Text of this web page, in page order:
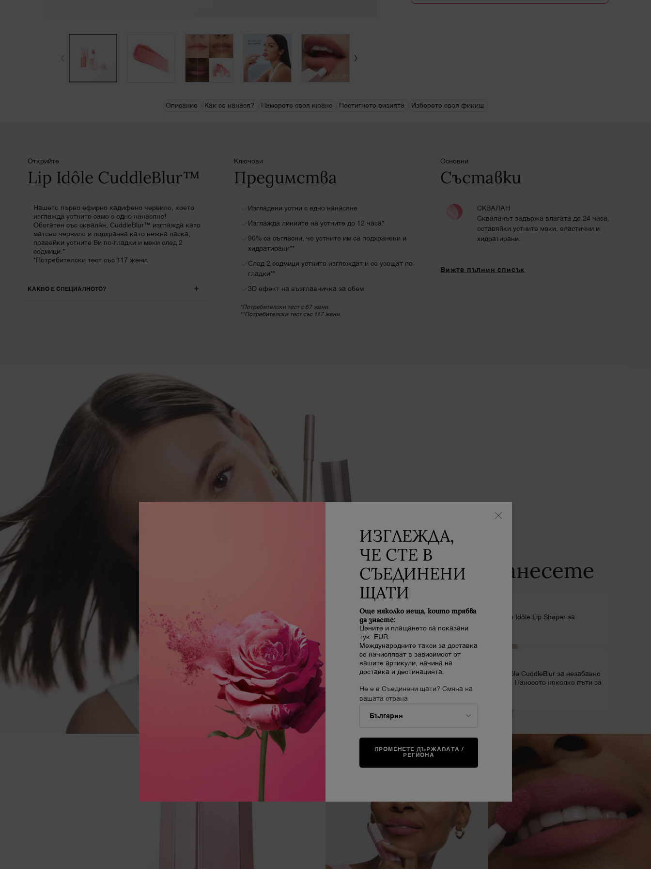
Описание Как се нанася? Намерете своя нюанс Постигнете визията Изберете своя финиш
Открийте
Lip Idôle CuddleBlur™
Нашето първо ефирно кадифено червило, което
изглажда устните само с едно нанасяне!
Обогатен със сквалан, CuddleBlur™ изглажда като
матово червило и подхранва като нежна ласка,
правейки устните Ви по-гладки и меки след 2
седмици.*
*Потребителски тест със 117 жени.
КАКВО Е СПЕЦИАЛНОТО?
Ключови
Предимства
Изгладени устни с едно нанасяне
Изглажда линиите на устните до 12 часа*
90% са съгласни, че устните им са подхранени и
хидратирани**
След 2 седмици устните изглеждат и се усещат по-
гладки**
3D ефект на възглавничка за обем
*Потребителски тест с 67 жени.
**Потребителски тест със 117 жени.
Основни
Съставки
СКВАЛАН
Скваланът задържа влагата до 24 часа,
оставяйки устните меки, еластични и
хидратирани.
Вижте пълния списък
Как да нанесете
Ако желаете, нанесете Lip Idôle Lip Shaper за
прецизни контури.
СТЪПКА 2
След това нанесете Lip Idôle CuddleBlur за незабавно
изгладен кадифен финиш. Нанесете няколко пъти за
желаното покритие.
ИЗГЛЕЖДА,
ЧЕ СТЕ В
СЪЕДИНЕНИ
ЩАТИ
Още няколко неща, които трябва
да знаете:
Цените и плащането са показани
тук: EUR.
Международните такси за доставка
се начисляват в зависимост от
вашите артикули, начина на
доставка и дестинацията.
Не е в Съединени щати? Смяна на
вашата страна
ПРОМЕНЕТЕ ДЪРЖАВАТА /
РЕГИОНА